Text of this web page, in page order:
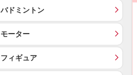
バドミントン
モーター
フィギュア